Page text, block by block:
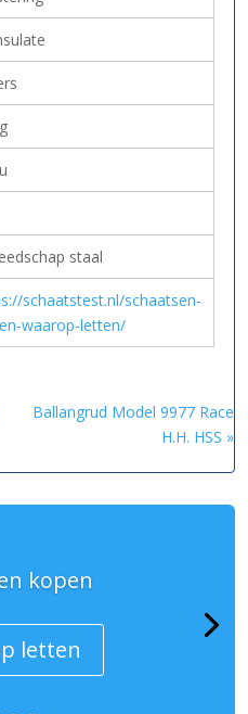
staal
schaatstest.nl/schaatsen-
waarop-letten/
Ballangrud Model 9977 Race
H.H. HSS »
kopen
letten